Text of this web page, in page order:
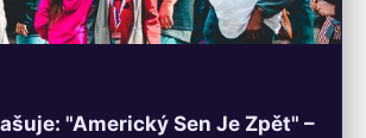
"Americký Sen Je Zpět" –